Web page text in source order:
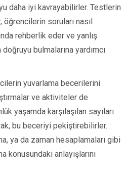
daha iyi kavrayabilirler. Testlerin
soruları nasıl
rehberlik eder ve yanlış
bulmalarına yardımcı
yuvarlama becerilerini
ve aktiviteler de
yaşamda karşılaşılan sayıları
bu beceriyi pekiştirebilirler.
ya da zaman hesaplamaları gibi
konusundaki anlayışlarını